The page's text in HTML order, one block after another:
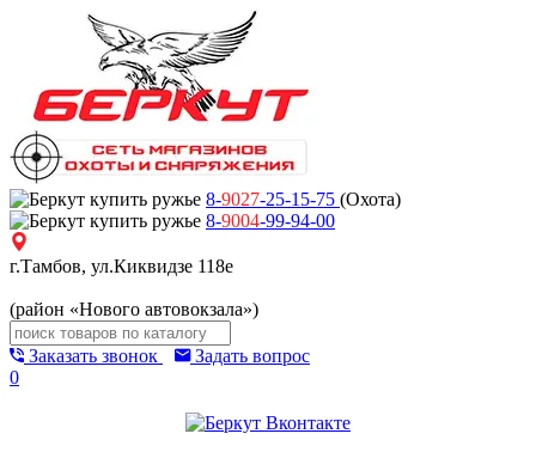
8-9027-25-15-75 (Охота)
8-9004-99-94-00
г.Тамбов, ул.Киквидзе 118е
(район «Нового автовокзала»)
Заказать звонок
Задать вопрос
0